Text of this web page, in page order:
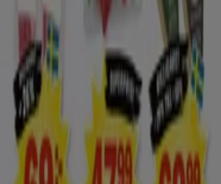
Utvalda erbjudanden
kaffegodis mattor parasoll skorostgardinerfisk och
skaldjur
potatis
Tiendeo i din stad
Stockholm Göteborg Uppsala
Örebro
Västerås
Norrköping Linköping Jönköping
Lund (Skåne)
Karlstad Helsingborg
Sundsvall
Halmstad
Borås
Visa fler städer